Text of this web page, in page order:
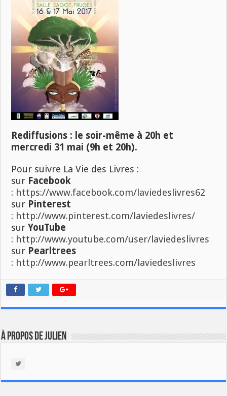
Rediffusions : le soir-même à 20h et
mercredi 31 mai (9h et 20h).
Pour suivre La Vie des Livres :
sur Facebook
: https://www.facebook.com/laviedeslivres62
sur Pinterest
: http://www.pinterest.com/laviedeslivres/
surYouTube
: http://www.youtube.com/user/laviedeslivres
sur Pearltrees
: http://www.pearltrees.com/laviedeslivres
À propos de Julien